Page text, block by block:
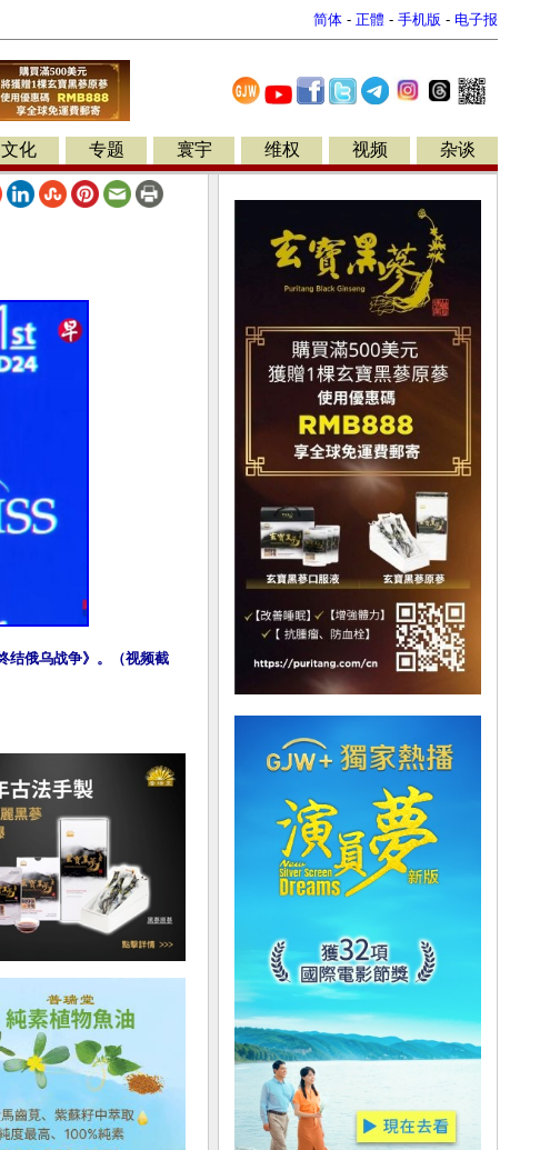
简体 - 正體 - 手机版 - 电子报
文化 专题 寰宇 维权 视频 杂谈
结俄乌战争》。（视频截